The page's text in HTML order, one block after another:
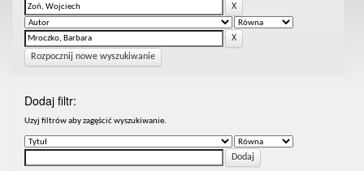
Rozpocznij nowe wyszukiwanie
Dodaj filtr:
Uzyj filtrów aby zagęścić wyszukiwanie.